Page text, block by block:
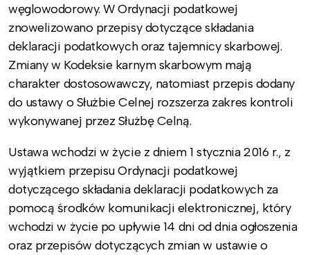
węglowodorowy. W Ordynacji podatkowej
znowelizowano przepisy dotyczące składania
deklaracji podatkowych oraz tajemnicy skarbowej.
Zmiany w Kodeksie karnym skarbowym mają
charakter dostosowawczy, natomiast przepis dodany
do ustawy o Służbie Celnej rozszerza zakres kontroli
wykonywanej przez Służbę Celną.
Ustawa wchodzi w życie z dniem 1 stycznia 2016 r., z
wyjątkiem przepisu Ordynacji podatkowej
dotyczącego składania deklaracji podatkowych za
pomocą środków komunikacji elektronicznej, który
wchodzi w życie po upływie 14 dni od dnia ogłoszenia
oraz przepisów dotyczących zmian w ustawie o